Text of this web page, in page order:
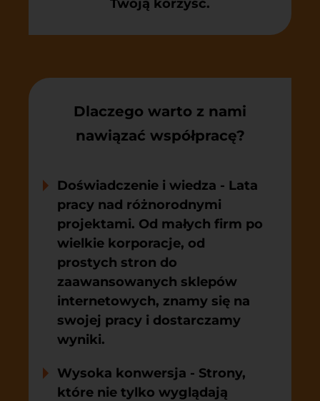
Twoją korzyść.
Dlaczego warto z nami
nawiązać współpracę?
Doświadczenie i wiedza - Lata
pracy nad różnorodnymi
projektami. Od małych firm po
wielkie korporacje, od
prostych stron do
zaawansowanych sklepów
internetowych, znamy się na
swojej pracy i dostarczamy
wyniki.
Wysoka konwersja - Strony,
które nie tylko wyglądają